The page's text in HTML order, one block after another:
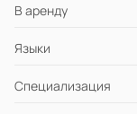
В аренду
Языки
Специализация